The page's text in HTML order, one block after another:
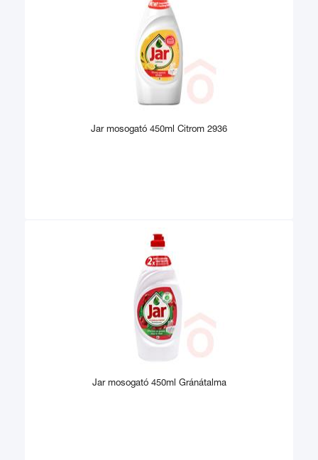
Jar mosogató 450ml Citrom 2936
Jar mosogató 450ml Gránátalma